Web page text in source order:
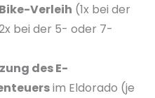
Verleih (1x bei der
bei der 5- oder 7-
des E-
im Eldorado (je